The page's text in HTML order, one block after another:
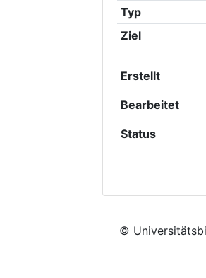
Typ
Ziel
Erstellt
Bearbeitet
Status
©